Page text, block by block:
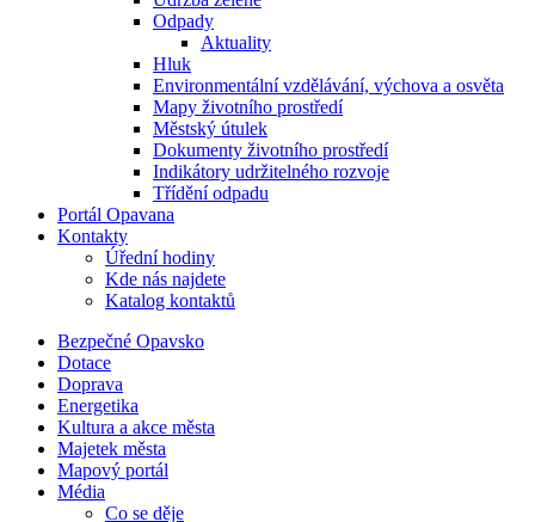
Odpady
Aktuality
Hluk
Environmentální vzdělávání, výchova a osvěta
Mapy životního prostředí
Městský útulek
Dokumenty životního prostředí
Indikátory udržitelného rozvoje
Třídění odpadu
Portál Opavana
Kontakty
Úřední hodiny
Kde nás najdete
Katalog kontaktů
Bezpečné Opavsko
Dotace
Doprava
Energetika
Kultura a akce města
Majetek města
Mapový portál
Média
Co se děje